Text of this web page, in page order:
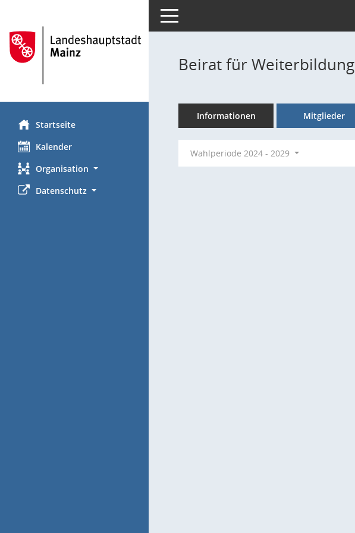
Startseite
Kalender
Organisation
Datenschutz
Toggle navigation
Beirat für Weiterbildung
Informationen Mitglieder
Wahlperiode 2024 - 2029